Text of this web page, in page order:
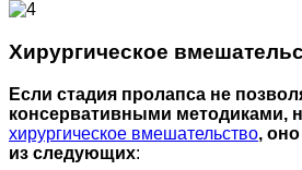
Хирургическое
Если стадия пролапса не
консервативными методиками,
хирургическое вмешательство,
из следующих: